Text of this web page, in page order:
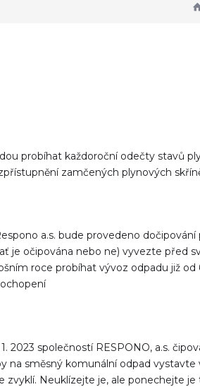
probíhat každoroční odečty stavů
zamčených plynových
a.s. bude provedeno
je očipována nebo ne) vyvezte před
roce probíhat vývoz odpadu již od
2023 společností RESPONO, a.s.
směsný komunální odpad vystavte
Neuklízejte je, ale ponechejte je